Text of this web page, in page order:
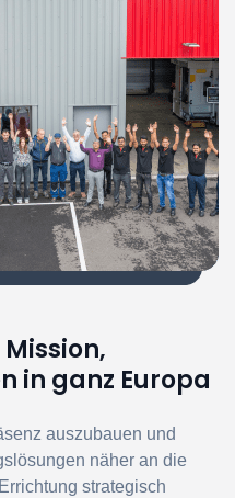
in ganz Europa
auszubauen und
näher an die
strategisch